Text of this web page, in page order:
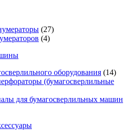
(27)
(4)
оборудования (14)
(бумагосверлильные
для бумагосверлильных машин